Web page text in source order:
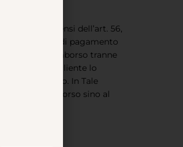
ai sensi dell’art. 56,
mezzo di pagamento
di detto rimborso tranne
Qualora il cliente lo
di rimborso. In Tale
il rimborso sino al